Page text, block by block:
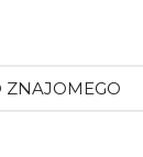
ZNAJOMEGO